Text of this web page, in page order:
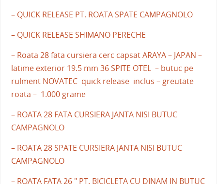
– QUICK RELEASE PT. ROATA SPATE CAMPAGNOLO
– QUICK RELEASE SHIMANO PERECHE
– Roata 28 fata cursiera cerc capsat ARAYA – JAPAN –
latime exterior 19.5 mm 36 SPITE OTEL – butuc pe
rulment NOVATEC quick release inclus – greutate
roata – 1.000 grame
– ROATA 28 FATA CURSIERA JANTA NISI BUTUC
CAMPAGNOLO
– ROATA 28 SPATE CURSIERA JANTA NISI BUTUC
CAMPAGNOLO
– ROATA FATA 26 " PT. BICICLETA CU DINAM IN BUTUC